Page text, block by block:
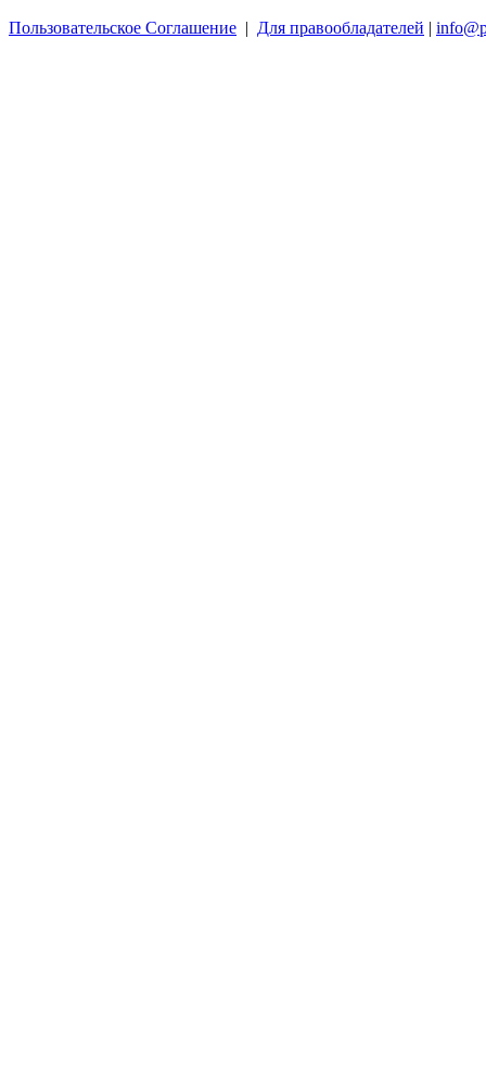
Пользовательское Соглашение | Для правообладателей |